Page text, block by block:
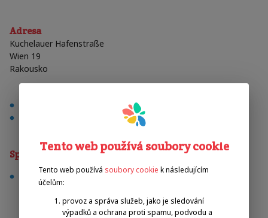
Adresa
Kuchelauer Hafenstraße
Wien 19
Rakousko
Sporty
plážový volejbal
Tento web používá soubory cookie
Tento web používá soubory cookie k následujícím
účelům:
provoz a správa služeb, jako je sledování
výpadků a ochrana proti spamu, podvodu a